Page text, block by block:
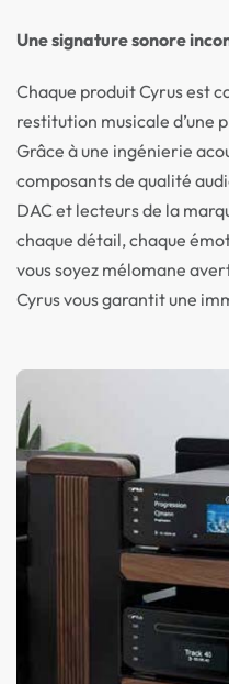
Une signature sonore
Chaque produit Cyrus est
restitution musicale d’une
Grâce à une ingénierie
composants de qualité
DAC et lecteurs de la
chaque détail, chaque
vous soyez mélomane
Cyrus vous garantit une